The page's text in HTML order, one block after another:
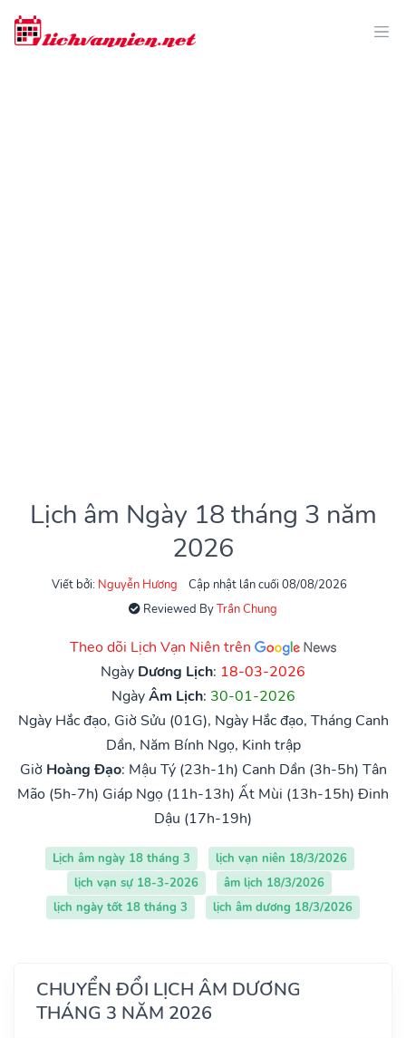
Lịch âm Ngày 18 tháng 3 năm
2026
Viết bởi: Nguyễn Hương
Cập nhật lần cuối 08/08/2026
Reviewed ByTrần Chung
Theo dõi Lịch Vạn Niên trên
Ngày Dương Lịch: 18-03-2026
NgàyÂm Lịch: 30-01-2026
Ngày Hắc đạo, Giờ Sửu (01G), Ngày Hắc đạo, Tháng Canh
Dần, Năm Bính Ngọ, Kinh trập
Giờ Hoàng Đạo: Mậu Tý (23h-1h) Canh Dần (3h-5h) Tân
Mão (5h-7h) Giáp Ngọ (11h-13h) Ất Mùi (13h-15h) Đinh
Dậu (17h-19h)
Lịch âm ngày 18 tháng 3
lịch vạn niên 18/3/2026
lịch vạn sự 18-3-2026
âm lịch 18/3/2026
lịch ngày tốt 18 tháng 3
lịch âm dương 18/3/2026
CHUYỂN ĐỔI LỊCH ÂM DƯƠNG
THÁNG 3 NĂM 2026